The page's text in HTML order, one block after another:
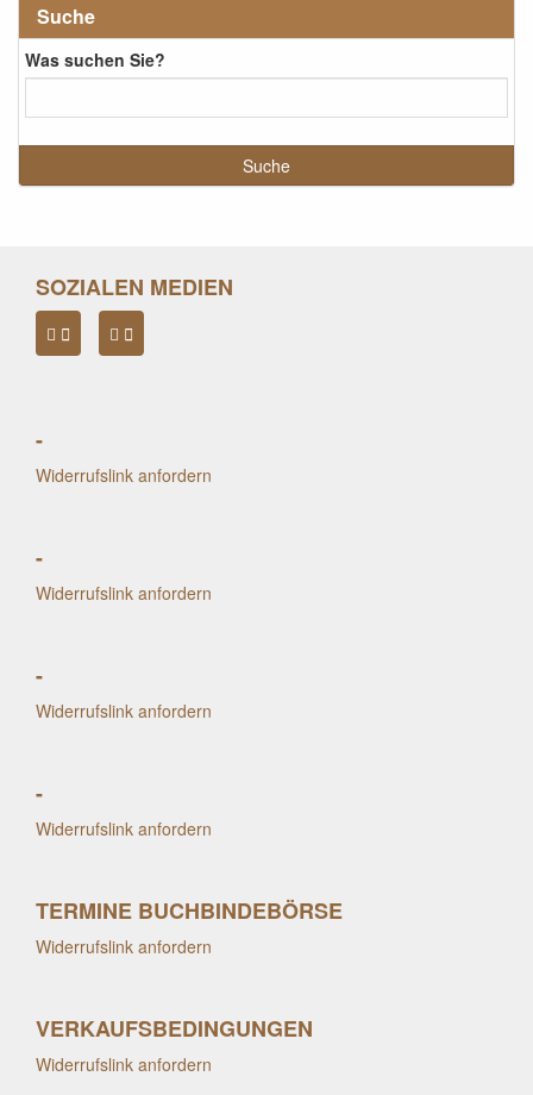
Suche
Was suchen Sie?
SOZIALEN MEDIEN
-
Widerrufslink anfordern
-
Widerrufslink anfordern
-
Widerrufslink anfordern
-
Widerrufslink anfordern
TERMINE BUCHBINDEBÖRSE
Widerrufslink anfordern
VERKAUFSBEDINGUNGEN
Widerrufslink anfordern